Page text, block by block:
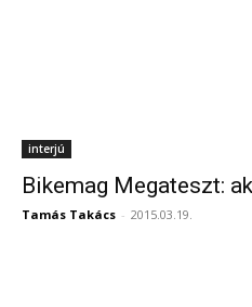
interjú
Bikemag Megateszt:
Tamás Takács - 2015.03.19.